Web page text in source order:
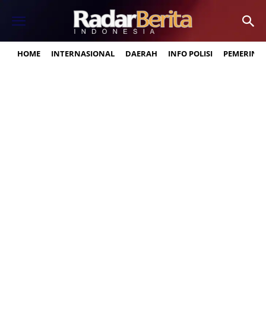
HOME INTERNASIONAL DAERAH INFO POLISI